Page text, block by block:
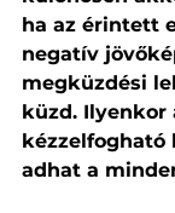
ha az érintett
negatív
megküzdési
küzd. Ilyenkor
kézzelfogható
adhat a